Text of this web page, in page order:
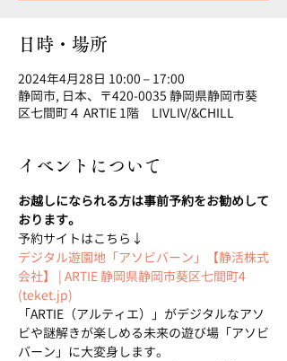
日時・場所
2024年4月28日 10:00 – 17:00
静岡市, 日本、〒420-0035 静岡県静岡市葵
区七間町４ ARTIE 1階 LIVLIV/&CHILL
イベントについて
お越しになられる方は事前予約をお勧めして
おります。
予約サイトはこちら↓
デジタル遊園地「アソビバーン」【静活株式
会社】 | ARTIE 静岡県静岡市葵区七間町4
(teket.jp)
「ARTIE（アルティエ）」がデジタルなアソ
ビや謎解きが楽しめる未来の遊び場「アソビ
バーン」に大変身します。